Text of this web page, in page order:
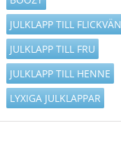
JULKLAPP TILL FLICKVÄN
JULKLAPP TILL FRU
JULKLAPP TILL HENNE
LYXIGA JULKLAPPAR